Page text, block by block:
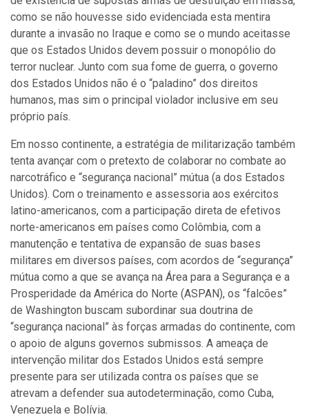
como se não houvesse sido evidenciada esta mentira
durante a invasão no Iraque e como se o mundo aceitasse
que os Estados Unidos devem possuir o monopólio do
terror nuclear. Junto com sua fome de guerra, o governo
dos Estados Unidos não é o “paladino” dos direitos
humanos, mas sim o principal violador inclusive em seu
próprio país.
Em nosso continente, a estratégia de militarização também
tenta avançar com o pretexto de colaborar no combate ao
narcotráfico e “segurança nacional” mútua (a dos Estados
Unidos). Com o treinamento e assessoria aos exércitos
latino-americanos, com a participação direta de efetivos
norte-americanos em países como Colômbia, com a
manutenção e tentativa de expansão de suas bases
militares em diversos países, com acordos de “segurança”
mútua como a que se avança na Área para a Segurança e a
Prosperidade da América do Norte (ASPAN), os “falcões”
de Washington buscam subordinar sua doutrina de
“segurança nacional” às forças armadas do continente, com
o apoio de alguns governos submissos. A ameaça de
intervenção militar dos Estados Unidos está sempre
presente para ser utilizada contra os países que se
atrevam a defender sua autodeterminação, como Cuba,
Venezuela e Bolívia.